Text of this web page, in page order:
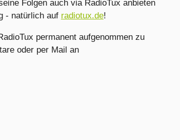
Folgen auch via RadioTux anbieten
- natürlich auf radiotux.de!
permanent aufgenommen zu
oder per Mail an